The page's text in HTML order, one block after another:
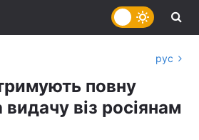
рус
повну
віз росіянам